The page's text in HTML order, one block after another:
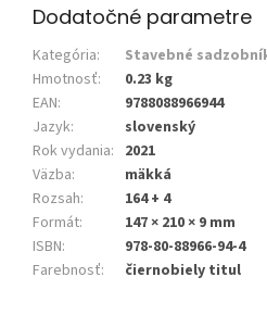
Dodatočné parametre
Kategória:
Stavebné
Hmotnosť:
0.23 kg
EAN:
9788088966944
Jazyk:
slovenský
Rok vydania: 2021
Väzba:
mäkká
Rozsah:
164 + 4
Formát:
147 × 210 × 9 mm
ISBN:
978-80-88966-94-4
Farebnosť: čiernobiely titul